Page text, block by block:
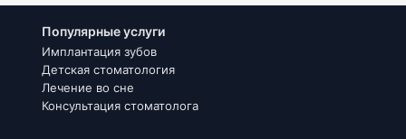
Популярные услуги
Имплантация зубов
Детская стоматология
Лечение во сне
Консультация стоматолога